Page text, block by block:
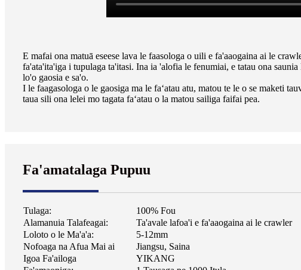
E mafai ona matuā eseese lava le faasologa o uili e fa'aaogaina ai le
fa'ata'ita'iga i tupulaga ta'itasi. Ina ia 'alofia le fenumiai, e tatau ona
lo'o gaosia e sa'o.
I le faagasologa o le gaosiga ma le faʻatau atu, matou te le o se maketi
taua sili ona lelei mo tagata faʻatau o la matou sailiga faifai pea.
Fa'amatalaga Pupuu
Tulaga:
100% Fou
Alamanuia Talafeagai:
Ta'avale lafoa'i e fa'aaogaina ai le crawler
Loloto o le Ma'a'a:
5-12mm
Nofoaga na Afua Mai ai
Jiangsu, Saina
Igoa Fa'ailoga
YIKANG